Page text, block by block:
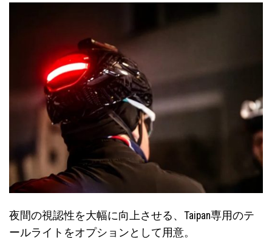
夜間の視認性を大幅に向上させる、Taipan専用のテ
ールライトをオプションとして用意。